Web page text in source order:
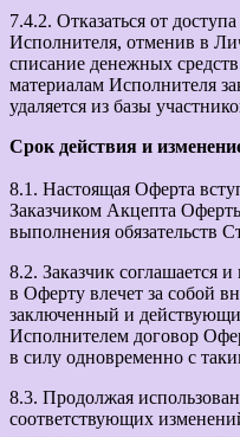
7.4.2. Отказаться от
Исполнителя, отменив в
списание денежных
материалам Исполнителя
удаляется из базы
Срок действия и
8.1. Настоящая Оферта
Заказчиком Акцепта
выполнения обязательств
8.2. Заказчик соглашается
в Оферту влечет за собой
заключенный и
Исполнителем договор
в силу одновременно с
8.3. Продолжая
соответствующих